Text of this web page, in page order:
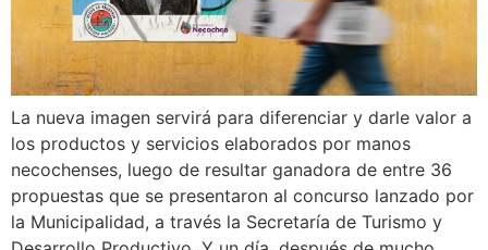
La nueva imagen servirá para diferenciar y darle valor a
los productos y servicios elaborados por manos
necochenses, luego de resultar ganadora de entre 36
propuestas que se presentaron al concurso lanzado por
la Municipalidad, a través la Secretaría de Turismo y